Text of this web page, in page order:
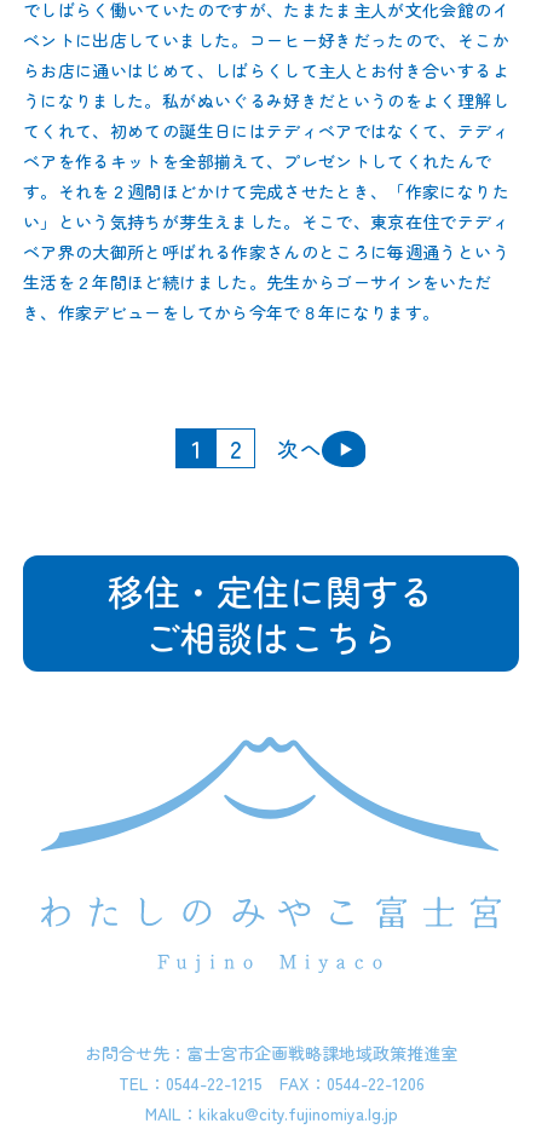
でしばらく働いていたのですが、たまたま主人が文化会館のイ
ベントに出店していました。コーヒー好きだったので、そこか
らお店に通いはじめて、しばらくして主人とお付き合いするよ
うになりました。私がぬいぐるみ好きだというのをよく理解し
てくれて、初めての誕生日にはテディベアではなくて、テディ
ベアを作るキットを全部揃えて、プレゼントしてくれたんで
す。それを２週間ほどかけて完成させたとき、「作家になりた
い」という気持ちが芽生えました。そこで、東京在住でテディ
ベア界の大御所と呼ばれる作家さんのところに毎週通うという
生活を２年間ほど続けました。先生からゴーサインをいただ
き、作家デビューをしてから今年で８年になります。
1 2 次へ
移住・定住に関する
ご相談はこちら
お問合せ先：富士宮市企画戦略課地域政策推進室
TEL：0544-22-1215 FAX：0544-22-1206
MAIL：kikaku@city.fujinomiya.lg.jp